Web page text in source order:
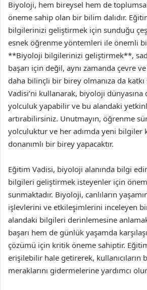
Biyoloji, hem bireysel hem de
öneme sahip olan bir bilim dalıdır.
bilgilerinizi geliştirmek için sunduğu
esnek öğrenme yöntemleri ile önemli
**Biyoloji bilgilerinizi geliştirmek**,
başarı için değil, aynı zamanda çevre
daha bilinçli bir birey olmanıza da katkı
Vadisi’ni kullanarak, biyoloji
yolculuk yapabilir ve bu alandaki
artırabilirsiniz. Unutmayın, öğrenme
yolculuktur ve her adımda yeni bilgiler
donanımlı bir birey yapacaktır.
Eğitim Vadisi, biyoloji alanında bilgi
bilgileri geliştirmek isteyenler için
sunmaktadır. Biyoloji, canlıların
işlevlerini ve etkileşimlerini inceleyen
alandaki bilgileri derinlemesine
başarı hem de günlük yaşamda
çözümü için kritik öneme sahiptir.
erişilebilir hale getirerek,
meraklarını gidermelerine yardımcı